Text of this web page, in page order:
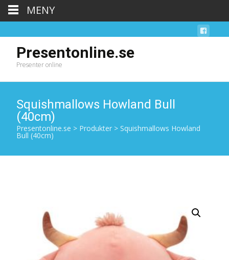
Presentonline.se
Presenter online
Squishmallows Howland Bull
(40cm)
Presentonline.se > Produkter > Squishmallows Howland
Bull (40cm)
MENY